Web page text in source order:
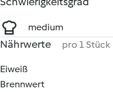
medium
Nährwerte pro 1 Stück
Eiweiß
Brennwert